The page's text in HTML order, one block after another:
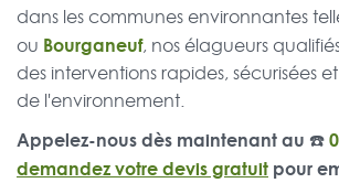
dans les communes environnantes
ou Bourganeuf, nos élagueurs
des interventions rapides, sécurisées
de l'environnement.
Appelez-nous dès maintenant au ☎️
demandez votre devis gratuit pour